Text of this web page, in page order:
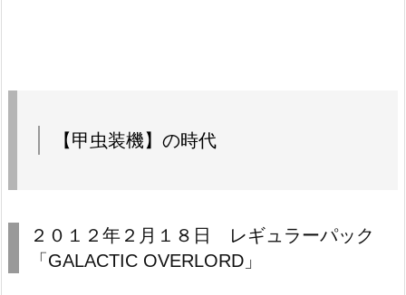
【甲虫装機】の時代
２０１２年２月１８日 レギュラーパック
「GALACTIC OVERLORD」